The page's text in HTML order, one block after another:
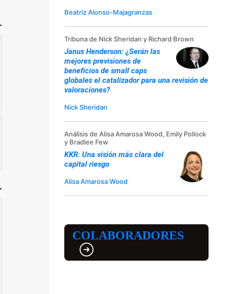
Beatriz Alonso-Majagranzas
Tribuna de Nick Sheridan y Richard Brown
Janus Henderson: ¿Serán las
mejores previsiones de
beneficios de small caps
globales el catalizador para una revisión de
valoraciones?
Nick Sheridan
Análisis de Alisa Amarosa Wood, Emily Pollock
y Bradlee Few
KKR: Una visión más clara del
capital riesgo
Alisa Amarosa Wood
COLABORADORES